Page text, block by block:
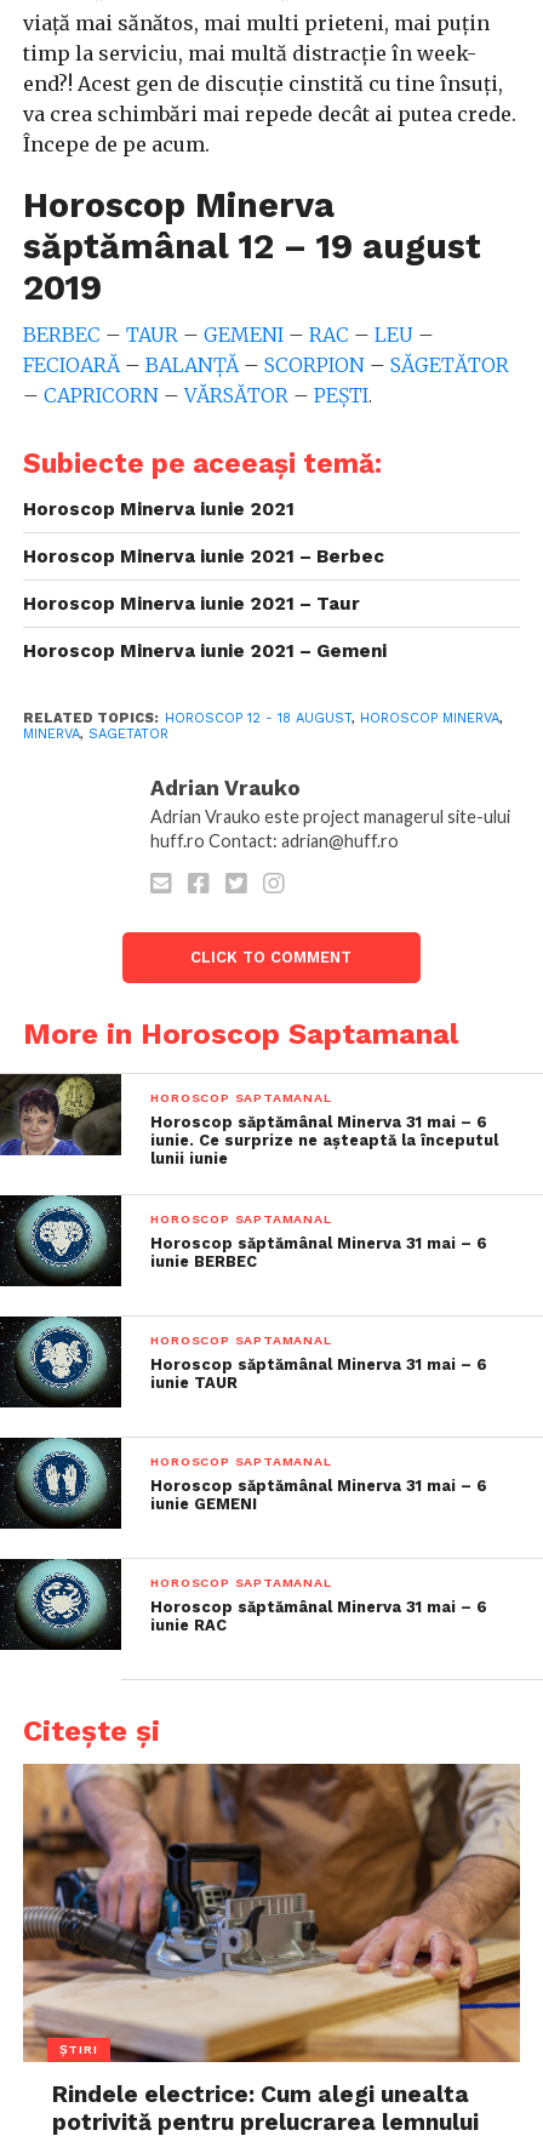
viață mai sănătos, mai multi prieteni, mai puțin
timp la serviciu, mai multă distracție în week-
end?! Acest gen de discuție cinstită cu tine însuți,
va crea schimbări mai repede decât ai putea crede.
Începe de pe acum.
Horoscop Minerva
săptămânal 12 – 19 august
2019
BERBEC – TAUR– GEMENI– RAC – LEU–
FECIOARĂ– BALANȚĂ– SCORPION– SĂGETĂTOR
– CAPRICORN–VĂRSĂTOR– PEȘTI.
Subiecte pe aceeași temă:
Horoscop Minerva iunie 2021
Horoscop Minerva iunie 2021 – Berbec
Horoscop Minerva iunie 2021 – Taur
Horoscop Minerva iunie 2021 – Gemeni
RELATED TOPICS: HOROSCOP 12 - 18 AUGUST, HOROSCOP MINERVA,
MINERVA, SAGETATOR
Adrian Vrauko
Adrian Vrauko este project managerul site-ului
huff.ro Contact: adrian@huff.ro
CLICK TO COMMENT
More in Horoscop Saptamanal
HOROSCOP SAPTAMANAL
Horoscop săptămânal Minerva 31 mai – 6
iunie. Ce surprize ne așteaptă la începutul
lunii iunie
HOROSCOP SAPTAMANAL
Horoscop săptămânal Minerva 31 mai – 6
iunie BERBEC
HOROSCOP SAPTAMANAL
Horoscop săptămânal Minerva 31 mai – 6
iunie TAUR
HOROSCOP SAPTAMANAL
Horoscop săptămânal Minerva 31 mai – 6
iunie GEMENI
HOROSCOP SAPTAMANAL
Horoscop săptămânal Minerva 31 mai – 6
iunie RAC
Citește și
ȘTIRI
Rindele electrice: Cum alegi unealta
potrivită pentru prelucrarea lemnului